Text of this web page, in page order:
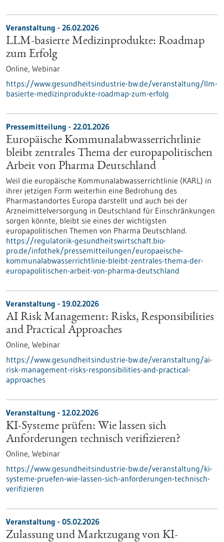
Veranstaltung - 26.02.2026
LLM-basierte Medizinprodukte: Roadmap
zum Erfolg
Online, Webinar
https://www.gesundheitsindustrie-bw.de/veranstaltung/llm-
basierte-medizinprodukte-roadmap-zum-erfolg
Pressemitteilung - 22.01.2026
Europäische Kommunalabwasserrichtlinie
bleibt zentrales Thema der europapolitischen
Arbeit von Pharma Deutschland
Weil die europäische Kommunalabwasserrichtlinie (KARL) in
ihrer jetzigen Form weiterhin eine Bedrohung des
Pharmastandortes Europa darstellt und auch bei der
Arzneimittelversorgung in Deutschland für Einschränkungen
sorgen könnte, bleibt sie eines der wichtigsten
europapolitischen Themen von Pharma Deutschland.
https://regulatorik-gesundheitswirtschaft.bio-
pro.de/infothek/pressemitteilungen/europaeische-
kommunalabwasserrichtlinie-bleibt-zentrales-thema-der-
europapolitischen-arbeit-von-pharma-deutschland
Veranstaltung - 19.02.2026
AI Risk Management: Risks, Responsibilities
and Practical Approaches
Online, Webinar
https://www.gesundheitsindustrie-bw.de/veranstaltung/ai-
risk-management-risks-responsibilities-and-practical-
approaches
Veranstaltung - 12.02.2026
KI-Systeme prüfen: Wie lassen sich
Anforderungen technisch verifizieren?
Online, Webinar
https://www.gesundheitsindustrie-bw.de/veranstaltung/ki-
systeme-pruefen-wie-lassen-sich-anforderungen-technisch-
verifizieren
Veranstaltung - 05.02.2026
Zulassung und Marktzugang von KI-